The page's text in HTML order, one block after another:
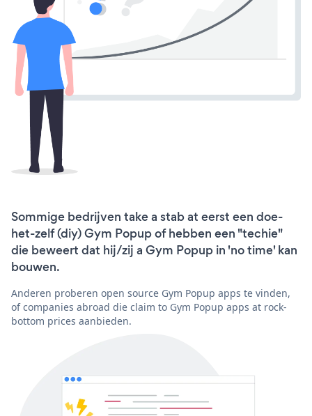
Sommige bedrijven take a stab at eerst een doe-
het-zelf (diy) Gym Popup of hebben een "techie"
die beweert dat hij/zij a Gym Popup in 'no time' kan
bouwen.
Anderen proberen open source Gym Popup apps te vinden,
of companies abroad die claim to Gym Popup apps at rock-
bottom prices aanbieden.